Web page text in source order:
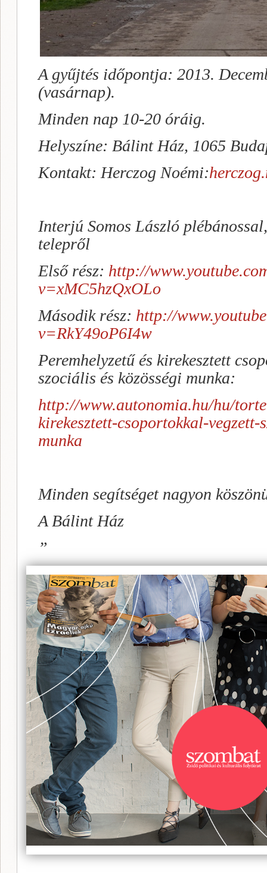
A gyűjtés időpontja: 2013.
(vasárnap).
Minden nap 10-20 óráig.
Helyszíne: Bálint Ház, 1065
Kontakt: Herczog Noémi:
Interjú Somos László
telepről
Első rész: http://
v=xMC5hzQxOLo
Második rész: http://
v=RkY49oP6I4w
Peremhelyzetű és kirekesztett
szociális és közösségi munka:
http://www.autonomia.hu/hu/
kirekesztett-csoportokkal-vegzett-
munka
Minden segítséget nagyon
A Bálint Ház